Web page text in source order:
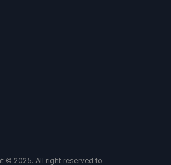
© 2025. All right reserved to